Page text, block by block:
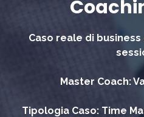
Caso reale di
Master Coach:
Tipologia Caso: Time